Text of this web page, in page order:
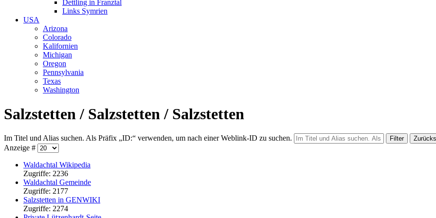
Dettling in Franztal
Links Symrien
USA
Arizona
Colorado
Kalifornien
Michigan
Oregon
Pennsylvania
Texas
Washington
Salzstetten / Salzstetten / Salzstetten
Im Titel und Alias suchen. Als Präfix „ID:“ verwenden, um nach einer Weblink-ID zu suchen. Filter
Anzeige #
Waldachtal Wikipedia
Zugriffe: 2236
Waldachtal Gemeinde
Zugriffe: 2177
Salzstetten in GENWIKI
Zugriffe: 2274